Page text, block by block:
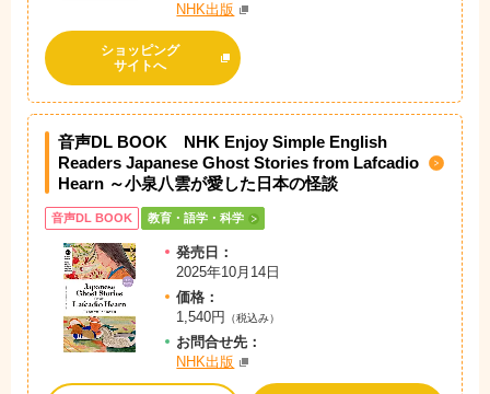
NHK出版
ショッピング
サイトへ
音声DL BOOK NHK Enjoy Simple English
Readers Japanese Ghost Stories from Lafcadio
Hearn ～小泉八雲が愛した日本の怪談
音声DL BOOK 教育・語学・科学
発売日：
2025年10月14日
価格：
1,540円
（税込み）
お問合せ先：
NHK出版